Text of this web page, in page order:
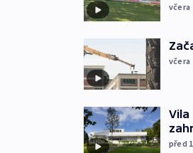
včera
včera
Vila
před